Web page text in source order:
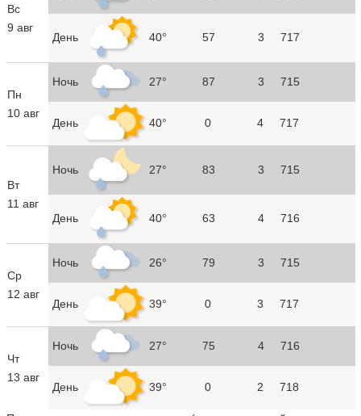
Вс
9 авг
День 40° 57 3 717
Пн
10 авг
Ночь 27° 87 3 715
День 40° 0 4 717
Вт
11 авг
Ночь 27° 83 3 715
День 40° 63 4 716
Ср
12 авг
Ночь 26° 79 3 715
День 39° 0 3 717
Чт
13 авг
Ночь 27° 75 4 716
День 39° 0 2 718